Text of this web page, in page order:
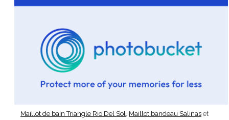
Maillot de bain Triangle Rio Del Sol Maillot bandeau Salinas et